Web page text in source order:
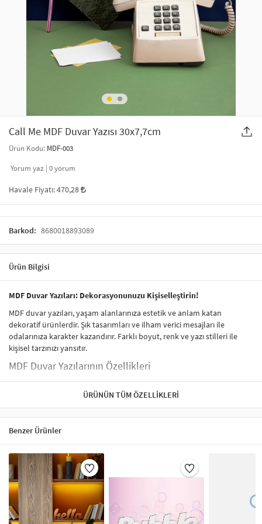
SAÇ AKSESUARLARI
GELİN / DÜĞÜN AKSESUARLARI
TELEFON ASKISI
ŞAL VE FULAR
PARTİ SÜSLERİ
YILBAŞI ÜRÜNLERİ
KULLAN AT TABAK BARDAK SETİ
Call Me MDF Duvar Yazısı 30x7,7cm
Ürün Kodu: MDF-003
Yorum yaz | 0yorum
Havale Fiyatı:470,28
Barkod: 8680018893089
Ürün Bilgisi
MDF Duvar Yazıları: Dekorasyonunuzu Kişiselleştirin!
MDF duvar yazıları, yaşam alanlarınıza estetik ve anlam katan
dekoratif ürünlerdir. Şık tasarımları ve ilham verici mesajları ile
odalarınıza karakter kazandırır. Farklı boyut, renk ve yazı stilleri ile
kişisel tarzınızı yansıtır.
MDF Duvar Yazılarının Özellikleri
Yüksek Kalite Malzeme:MDF (Orta Yoğunluklu Lif Levha) ile
dayanıklı ve hafif bir yapıya sahiptir.
Estetik Tasarım:Modern, klasik veya minimal tarzlarda farklı
seçenekler sunar.
Kolay Montaj:
zeminlerde sergilenebilir.
Kişisel Dokunuş:İlham verici mesajlar ve zarif yazı stilleri ile
dekorasyonunuza anlam katar.
Kullanım Alanları
Oturma Odası:Sıcak ve samimi bir atmosfer yaratın.
Yatak Odası:Sakinleştirici ve motive edici mesajlarla güne güzel
ÜRÜNÜN TÜM ÖZELLIKLERI
Benzer Ürünler